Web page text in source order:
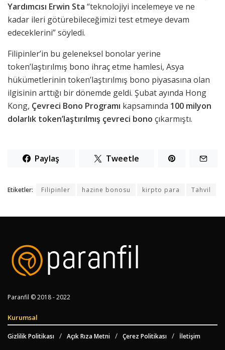
Yardımcısı Erwin Sta “teknolojiyi incelemeye ve ne
kadar ileri götürebileceğimizi test etmeye devam
edeceklerini” söyledi.
Filipinler’in bu geleneksel bonolar yerine
token’laştırılmış bono ihraç etme hamlesi, Asya
hükümetlerinin token’laştırılmış bono piyasasına olan
ilgisinin arttığı bir dönemde geldi. Şubat ayında Hong
Kong, Çevreci Bono Programı kapsamında 100 milyon
dolarlık token’laştırılmış çevreci bono çıkarmıştı.
Paylaş Tweetle
Etiketler: Filipinler hazine bonosu kirpto para Tahvil
Paranfil © 2018 - 2022
Kurumsal
Gizlilik Politikası Açık Rıza Metni Çerez Politikası İletişim